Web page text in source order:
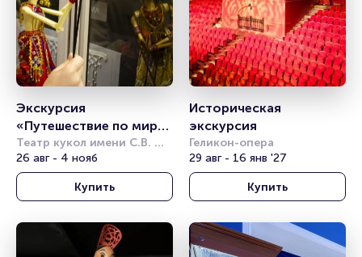
Экскурсия
«Путешествие по миру
с куклами»
Театр кукол имени С.В.
Образцова
26 авг - 4 нояб
Купить
Историческая
экскурсия
Геликон-опера
29 авг - 16 янв '27
Купить